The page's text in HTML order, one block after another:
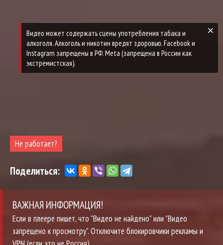
Не работает?
Поделиться:
ВАЖНАЯ ИНФОРМАЦИЯ!
Если в плеере пишет, что "Видео не найдено" или "Видео
запрещено к просмотру". Отключите блокировчики рекламы и